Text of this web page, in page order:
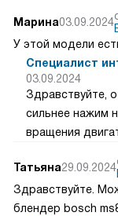
Марина03.09.2024
У этой модели
Специалист
03.09.2024
Здравствуйте,
сильнее нажим
вращения
Татьяна29.09.2024
Здравствуйте.
блендер bosch